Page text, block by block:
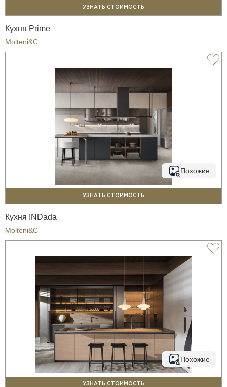
УЗНАТЬ СТОИМОСТЬ
Кухня Prime
Molteni&C
Похожие
УЗНАТЬ СТОИМОСТЬ
Кухня INDada
Molteni&C
Похожие
УЗНАТЬ СТОИМОСТЬ